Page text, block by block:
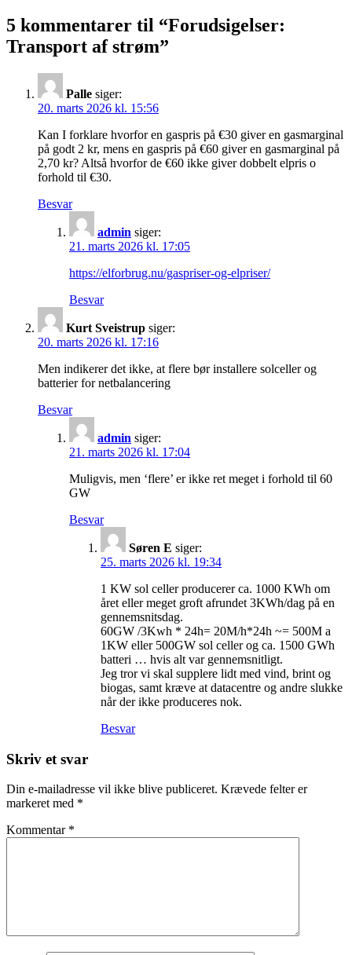
5 kommentarer til “Forudsigelser:
Transport af strøm”
Palle siger:
20. marts 2026 kl. 15:56
Kan I forklare hvorfor en gaspris på €30 giver en gasmarginal
på godt 2 kr, mens en gaspris på €60 giver en gasmarginal på
2,70 kr? Altså hvorfor de €60 ikke giver dobbelt elpris o
forhold til €30.
Besvar
admin siger:
21. marts 2026 kl. 17:05
https://elforbrug.nu/gaspriser-og-elpriser/
Besvar
Kurt Sveistrup siger:
20. marts 2026 kl. 17:16
Men indikerer det ikke, at flere bør installere solceller og
batterier for netbalancering
Besvar
admin siger:
21. marts 2026 kl. 17:04
Muligvis, men ‘flere’ er ikke ret meget i forhold til 60
GW
Besvar
Søren E siger:
25. marts 2026 kl. 19:34
1 KW sol celler producerer ca. 1000 KWh om
året eller meget groft afrundet 3KWh/dag på en
gennemsnitsdag.
60GW /3Kwh * 24h= 20M/h*24h ~= 500M a
1KW eller 500GW sol celler og ca. 1500 GWh
batteri … hvis alt var gennemsnitligt.
Jeg tror vi skal supplere lidt med vind, brint og
biogas, samt kræve at datacentre og andre slukke
når der ikke produceres nok.
Besvar
Skriv et svar
Din e-mailadresse vil ikke blive publiceret. Krævede felter er
markeret med *
Kommentar *